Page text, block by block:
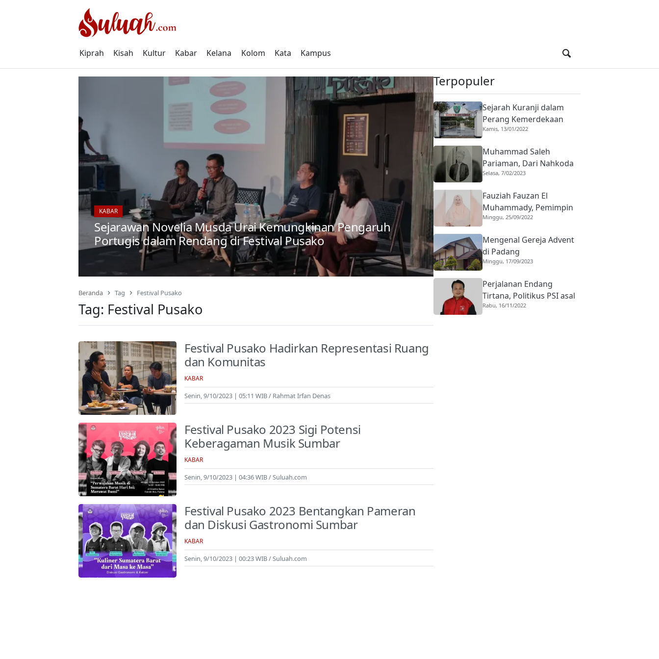
Kiprah Kisah Kultur Kabar Kelana Kolom Kata Kampus
KABAR
Sejarawan Novelia Musda Urai Kemungkinan Pengaruh
Portugis dalam Rendang di Festival Pusako
Beranda Tag Festival Pusako
Tag: Festival Pusako
Festival Pusako Hadirkan Representasi Ruang
dan Komunitas
KABAR
Senin, 9/10/2023 | 05:11 WIB Rahmat Irfan Denas
Festival Pusako 2023 Sigi Potensi
Keberagaman Musik Sumbar
KABAR
Senin, 9/10/2023 | 04:36 WIB Suluah.com
Festival Pusako 2023 Bentangkan Pameran
dan Diskusi Gastronomi Sumbar
KABAR
Senin, 9/10/2023 | 00:23 WIB Suluah.com
Terpopuler
Sejarah Kuranji dalam
Perang Kemerdekaan
Indonesia, Basis Harimau
Kamis, 13/01/2022
Muhammad Saleh
Pariaman, Dari Nahkoda
ke Saudagar
Selasa, 7/02/2023
Fauziah Fauzan El
Muhammady, Pemimpin
Diniyyah Puteri
Minggu, 25/09/2022
Mengenal Gereja Advent
di Padang
Minggu, 17/09/2023
Perjalanan Endang
Tirtana, Politikus PSI asal
Pasaman ke Kursi
Rabu, 16/11/2022